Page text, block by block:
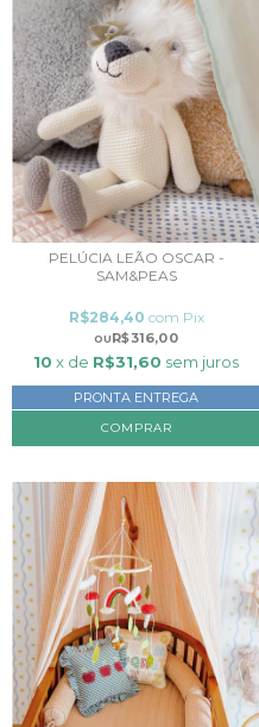
PELÚCIA LEÃO OSCAR -
SAM&PEAS
R$316,00
R$284,40 com Pix
10 x de R$31,60 sem juros
PRONTA ENTREGA